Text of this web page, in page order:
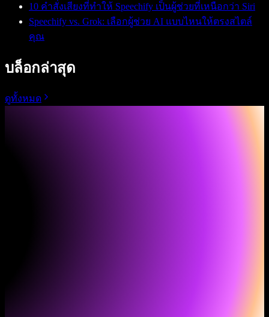
10 คำสั่งเสียงที่ทำให้ Speechify เป็นผู้ช่วยที่เหนือกว่า Siri
Speechify vs. Grok: เลือกผู้ช่วย AI แบบไหนให้ตรงสไตล์
คุณ
บล็อกล่าสุด
ดูทั้งหมด